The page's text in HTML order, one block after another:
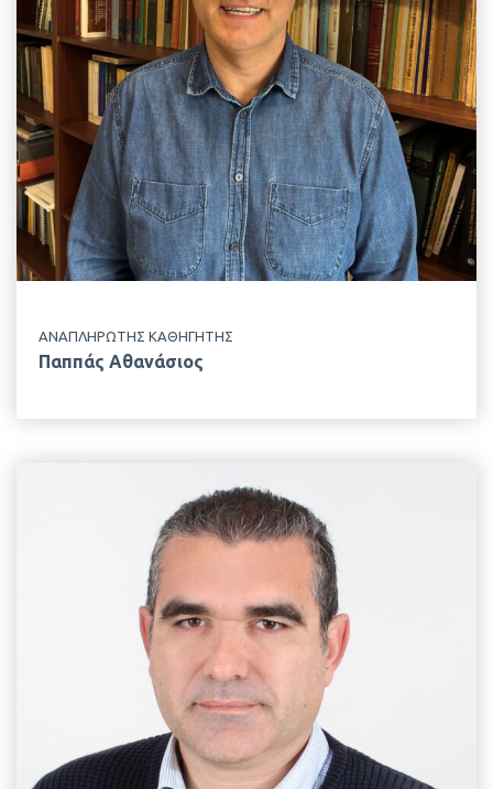
ΑΝΑΠΛΗΡΩΤΗΣ ΚΑΘΗΓΗΤΗΣ
Παππάς Αθανάσιος
ΤΗΛΕΦΩΝΟ
+30 210 529 4437
ΤΟΠΟΘΕΣΙΑ
Κτίριο Δημακόπουλου, 1ος Όροφος
ΕΡΓΑΣΤΗΡΙΟ
Φυσιολογίας Θρέψεως & Διατροφής
gelasakis@aua.gr
+30 210 529 4387
Κτίριο Δημακόπουλου, 1ος Όροφος